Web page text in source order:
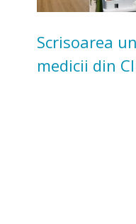
Scrisoarea
medicii din